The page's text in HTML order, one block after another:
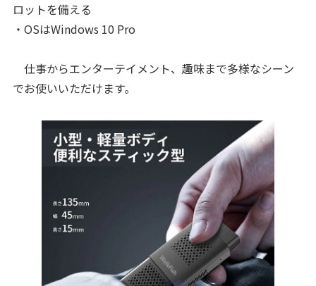
ロットを備える
・OSはWindows 10 Pro
仕事からエンターテイメント、趣味まで多様なシーン
でお使いいただけます。